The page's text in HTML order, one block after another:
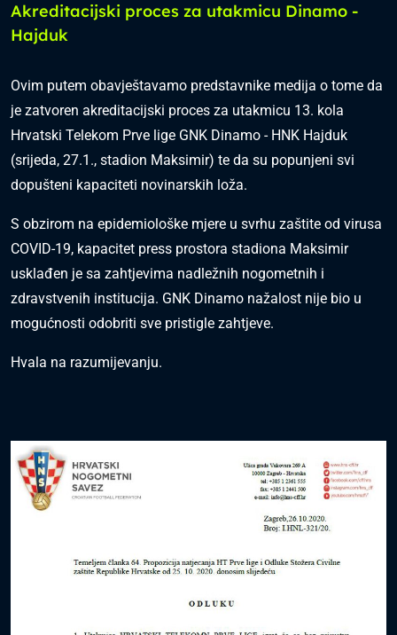
Akreditacijski proces za utakmicu Dinamo -
Hajduk
Ovim putem obavještavamo predstavnike medija o tome da
je zatvoren akreditacijski proces za utakmicu 13. kola
Hrvatski Telekom Prve lige GNK Dinamo - HNK Hajduk
(srijeda, 27.1., stadion Maksimir) te da su popunjeni svi
dopušteni kapaciteti novinarskih loža.
S obzirom na epidemiološke mjere u svrhu zaštite od virusa
COVID-19, kapacitet press prostora stadiona Maksimir
usklađen je sa zahtjevima nadležnih nogometnih i
zdravstvenih institucija. GNK Dinamo nažalost nije bio u
mogućnosti odobriti sve pristigle zahtjeve.
Hvala na razumijevanju.